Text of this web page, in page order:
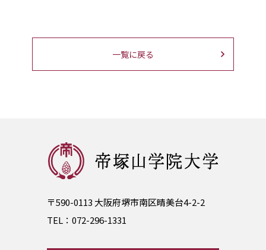
一覧に戻る
〒590-0113 大阪府堺市南区晴美台4-2-2
TEL： 072-296-1331